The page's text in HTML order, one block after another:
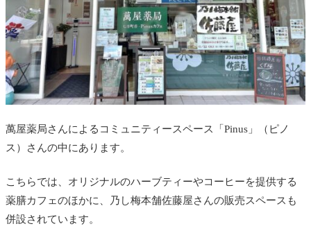
萬屋薬局さんによるコミュニティースペース「Pinus」（ピノ
ス）さんの中にあります。
こちらでは、オリジナルのハーブティーやコーヒーを提供する
薬膳カフェのほかに、乃し梅本舗佐藤屋さんの販売スペースも
併設されています。